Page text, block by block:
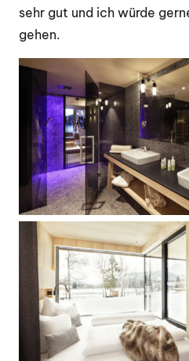
sehr gut und ich würde
gehen.